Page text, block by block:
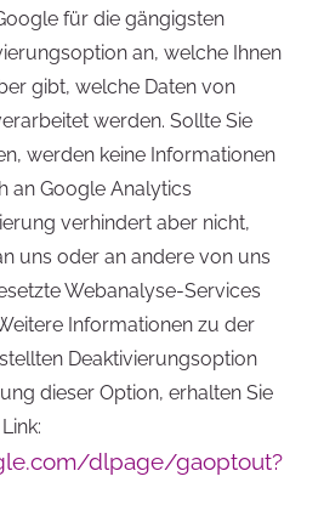
für die gängigsten
an, welche Ihnen
gibt, welche Daten von
werden. Sollte Sie
werden keine Informationen
an Google Analytics
verhindert aber nicht,
uns oder an andere von uns
Webanalyse-Services
Informationen zu der
Deaktivierungsoption
dieser Option, erhalten Sie
dlpage/gaoptout?